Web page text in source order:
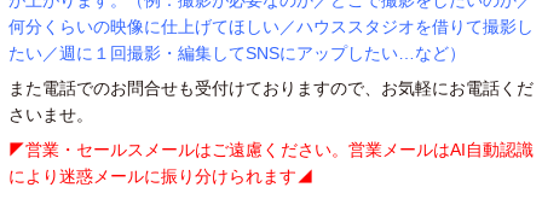
何分くらいの映像に仕上げてほしい／ハウススタジオを借りて撮影し
たい／週に１回撮影・編集してSNSにアップしたい…など）
また電話でのお問合せも受付けておりますので、お気軽にお電話くだ
さいませ。
◤営業・セールスメールはご遠慮ください。営業メールはAI自動認識
により迷惑メールに振り分けられます◢